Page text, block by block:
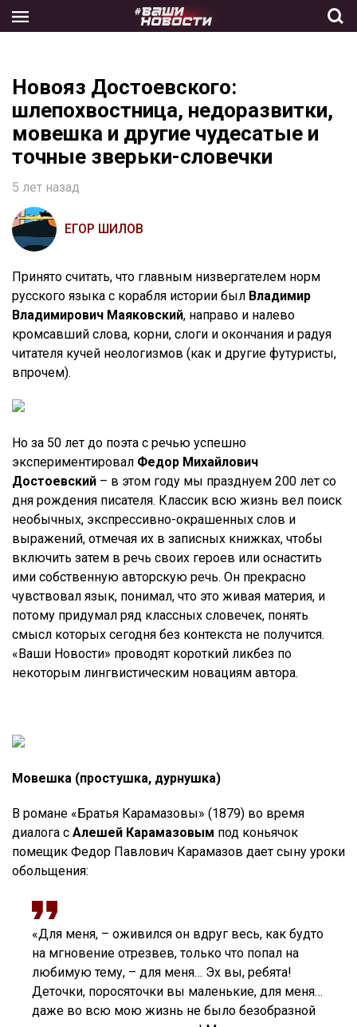
the
Новояз Достоевского:
шлепохвостница, недоразвитки,
мовешка и другие чудесатые и
точные зверьки-словечки
5 лет назад
ЕГОР ШИЛОВ
Принято считать, что главным низвергателем норм
русского языка с корабля истории был Владимир
Владимирович Маяковский, направо и налево
кромсавший слова, корни, слоги и окончания и радуя
читателя кучей неологизмов (как и другие футуристы,
впрочем).
Но за 50 лет до поэта с речью успешно
экспериментировал Федор Михайлович
Достоевский – в этом году мы празднуем 200 лет со
дня рождения писателя. Классик всю жизнь вел поиск
необычных, экспрессивно-окрашенных слов и
выражений, отмечая их в записных книжках, чтобы
включить затем в речь своих героев или оснастить
ими собственную авторскую речь. Он прекрасно
чувствовал язык, понимал, что это живая материя, и
потому придумал ряд классных словечек, понять
смысл которых сегодня без контекста не получится.
«Ваши Новости» проводят короткий ликбез по
некоторым лингвистическим новациям автора.
Мовешка (простушка, дурнушка)
В романе «Братья Карамазовы» (1879) во время
диалога с Алешей Карамазовым под коньячок
помещик Федор Павлович Карамазов дает сыну уроки
обольщения:
«Для меня, – оживился он вдруг весь, как будто
на мгновение отрезвев, только что попал на
любимую тему, – для меня… Эх вы, ребята!
Деточки, поросяточки вы маленькие, для меня…
даже во всю мою жизнь не было безобразной